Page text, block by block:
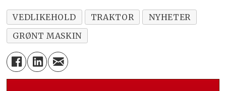
VEDLIKEHOLD TRAKTOR
NYHETER
GRØNT MASKIN